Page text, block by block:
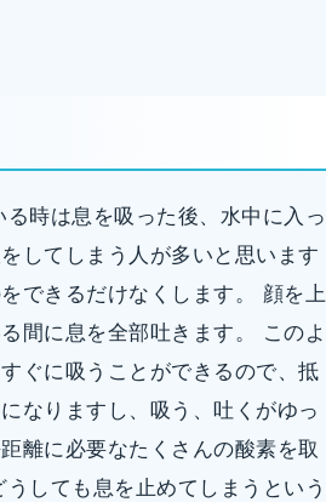
時は息を吸った後、水中に入っ
してしまう人が多いと思います
できるだけなくします。 顔を上
間に息を全部吐きます。 このよ
ぐに吸うことができるので、抵
なりますし、吸う、吐くがゆっ
離に必要なたくさんの酸素を取
しても息を止めてしまうという